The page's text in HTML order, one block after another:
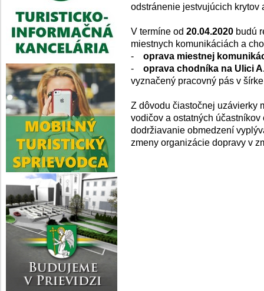
odstránenie jestvujúcich
V termíne od 20.04.2020 budú
miestnych komunikáciách a
- oprava miestnej
- oprava chodníka na Ulici
vyznačený pracovný pás v
Z dôvodu čiastočnej uzávierky
vodičov a ostatných
dodržiavanie obmedzení
zmeny organizácie dopravy v